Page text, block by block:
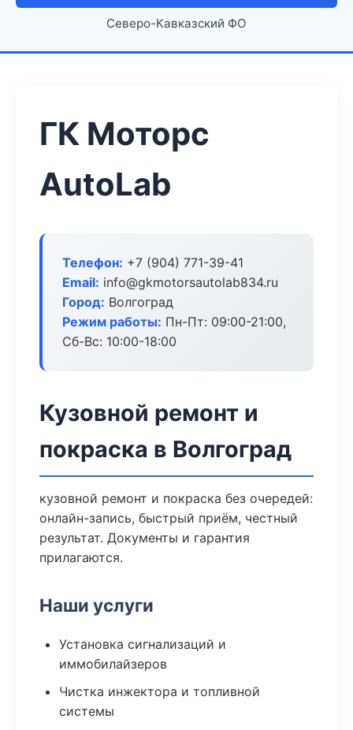
Северо-Кавказский ФО
ГК Моторс
AutoLab
Телефон: +7 (904) 771-39-41
Email: info@gkmotorsautolab834.ru
Город: Волгоград
Режим работы: Пн-Пт: 09:00-21:00,
Сб-Вс: 10:00-18:00
Кузовной ремонт и
покраска в Волгоград
кузовной ремонт и покраска без очередей:
онлайн-запись, быстрый приём, честный
результат. Документы и гарантия
прилагаются.
Наши услуги
Установка сигнализаций и
иммобилайзеров
Чистка инжектора и топливной
системы